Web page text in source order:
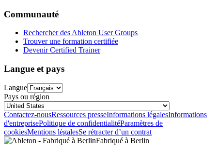
Communauté
Rechercher des Ableton User Groups
Trouver une formation certifiée
Devenir Certified Trainer
Langue et pays
Langue
Pays ou région
Contactez-nousRessources presseInformations légalesInformations
d'entreprisePolitique de confidentialitéParamètres de
cookiesMentions légalesSe rétracter d’un contrat
Fabriqué à Berlin